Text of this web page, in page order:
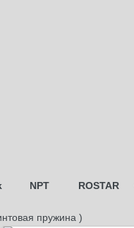
NPT ROSTAR
пружина )